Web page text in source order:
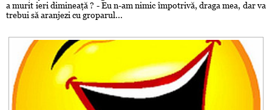
a murit ieri dimineaţă ? - Eu n-am nimic împotrivă, draga mea, dar va
trebui să aranjezi cu groparul...